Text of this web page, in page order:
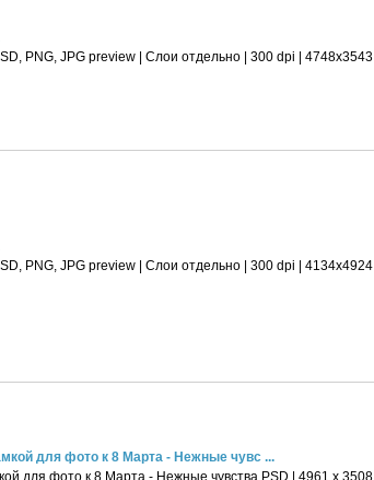
PNG, JPG preview | Слои отдельно | 300 dpi | 4748x3543
PNG, JPG preview | Слои отдельно | 300 dpi | 4134x4924
для фото к 8 Марта - Нежные чувс ...
для фото к 8 Марта - Нежные чувства PSD | 4961 х 3508